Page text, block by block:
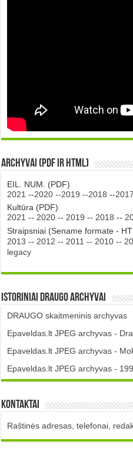
Archyvai (PDF ir HTML)
EIL. NUM. (PDF)
2021 --2020 --2019 --2018 --2017
Kultūra (PDF)
2021 -- 2020 -- 2019 -- 2018 --
Straipsniai (Sename formate -
2013 -- 2012 -- 2011 -- 2010 --
legacy
Istoriniai DRAUGO Archyvai
DRAUGO skaitmeninis archyvas
Epaveldas.lt JPEG archyvas -
Epaveldas.lt JPEG archyvas -
Epaveldas.lt JPEG archyvas -
Kontaktai
Raštinės adresas, telefonai,